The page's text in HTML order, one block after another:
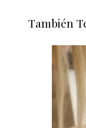
También